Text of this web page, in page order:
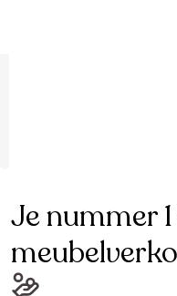
Je nummer